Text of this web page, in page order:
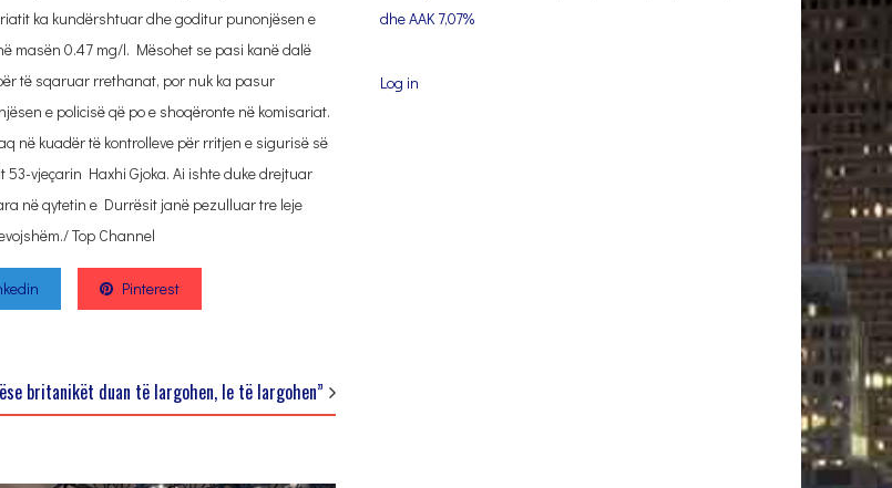
ka kundërshtuar dhe goditur punonjësen e
masën 0.47 mg/l. Mësohet se pasi kanë dalë
të sqaruar rrethanat, por nuk ka pasur
e policisë që po e shoqëronte në komisariat.
në kuadër të kontrolleve për rritjen e sigurisë së
vjeçarin Haxhi Gjoka. Ai ishte duke drejtuar
në qytetin e Durrësit janë pezulluar tre leje
Top Channel
Pinterest
britanikët duan të largohen, le të largohen”
dhe AAK 7,07%
Log in